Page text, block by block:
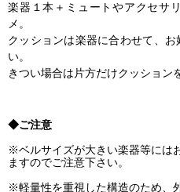
楽器１本＋ミュートやアクセサ
メ。
クッションは楽器に合わせて、
い。
きつい場合は片方だけクッション
◆ご注意
※ベルサイズが大きい楽器等には
ますのでご注意下さい。
※軽量性を重視した構造のため、